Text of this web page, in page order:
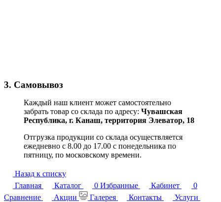
3. Самовывоз
Каждый наш клиент может самостоятельно
забрать товар со склада по адресу: Чувашская
Республика, г. Канаш, территория Элеватор, 18
Отгрузка продукции со склада осуществляется
ежедневно с 8.00 до 17.00 с понедельника по
пятницу, по московскому времени.
Назад к списку
Главная
Каталог 0 Избранные Кабинет
0
Сравнение
Акции Галерея Контакты
Услуги